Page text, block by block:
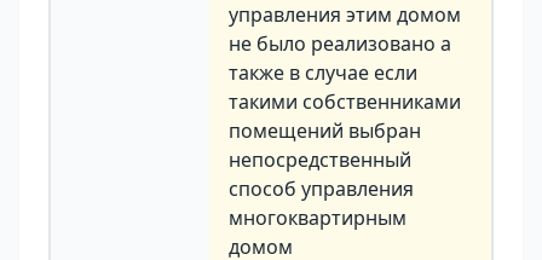
управления этим домом
не было реализовано а
также в случае если
такими собственниками
помещений выбран
непосредственный
способ управления
многоквартирным
домом